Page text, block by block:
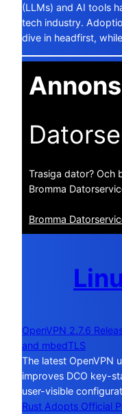
(LLMs) and AI tools
tech industry.
dive in headfirst,
Annons
Trasiga dator? Och
Bromma
Bromma
OpenVPN 2.7.6
and mbedTLS
The latest OpenVPN
improves DCO key-
user-visible
Rust Adopts Official